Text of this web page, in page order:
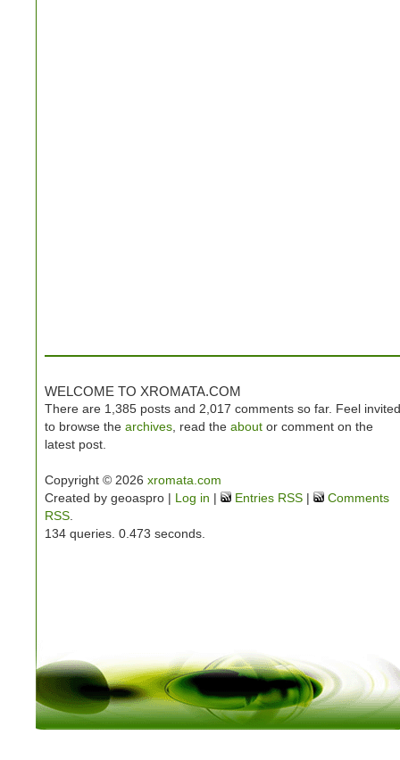
WELCOME TO XROMATA.COM
There are 1,385 posts and 2,017 comments so far. Feel invited
to browse the archives , read the about or comment on the
latest post.
Copyright © 2026 xromata.com
Created by geoaspro | Log in | Entries RSS |
Comments
RSS
134 queries. 0.473 seconds.